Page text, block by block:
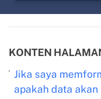
KONTEN
Jika saya
apakah data